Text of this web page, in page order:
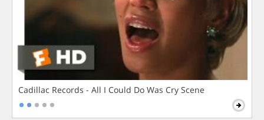
Cadillac Records - All I Could Do Was Cry Scene